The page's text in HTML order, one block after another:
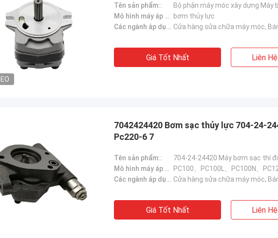
Sanёк Нижегородский
quản lý, nhanh chóng bắt đầu điều
Erdenetumur Kampana
Tên sản phẩm::
Mô hình máy áp dụng::
bơm thủy lực
Các ngành áp dụng：: Cửa hàng sửa chữa máy móc,
Giá Tốt Nhất Liên
7042424420 Bơm sạc thủy lực 704-24-
Pc220-6 7
Tên sản phẩm::
Mô hình máy áp dụng::
Các ngành áp dụng：: Cửa hàng sửa chữa máy móc,
Giá Tốt Nhất Liên